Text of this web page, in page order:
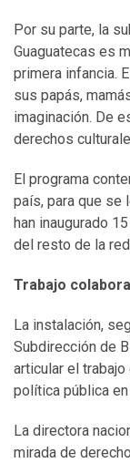
Por su parte, la
Guaguatecas es
primera infancia.
sus papás,
imaginación. De
derechos
El programa
país, para que se
han inaugurado
del resto de la
Trabajo
La instalación,
Subdirección de
articular el
política pública
La directora
mirada de